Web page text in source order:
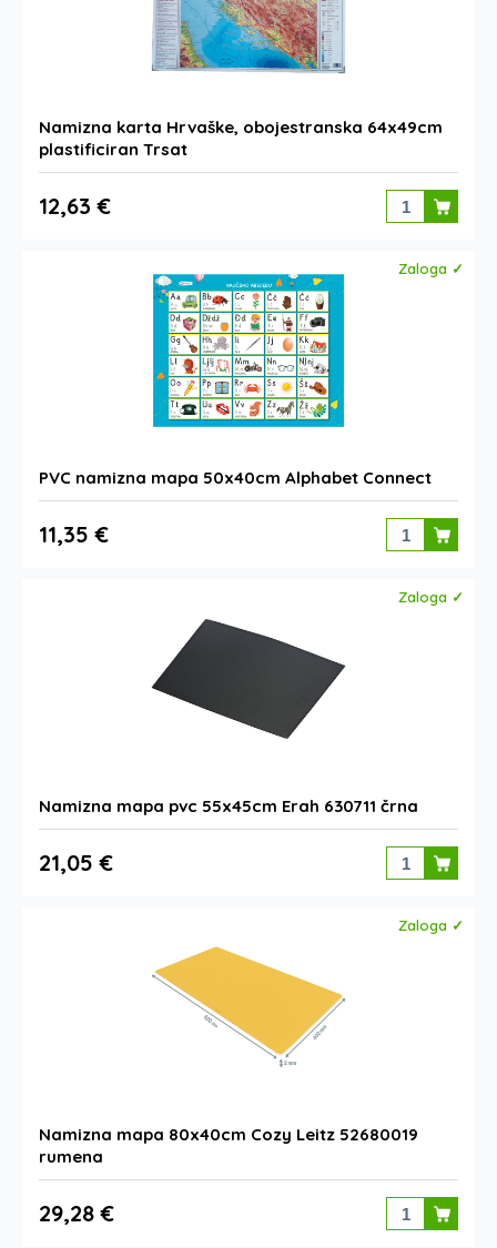
Namizna karta Hrvaške, obojestranska 64x49cm
plastificiran Trsat
12,63 €
Zaloga ✓
PVC namizna mapa 50x40cm Alphabet Connect
11,35 €
Zaloga ✓
Namizna mapa pvc 55x45cm Erah 630711 črna
21,05 €
Zaloga ✓
Namizna mapa 80x40cm Cozy Leitz 52680019
rumena
29,28 €